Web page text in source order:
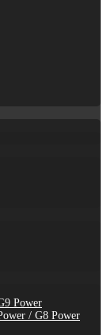
Power
/ G8 Power